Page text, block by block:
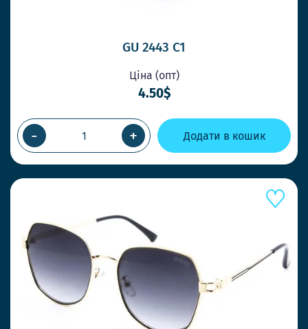
GU 2443 C1
Ціна (опт)
4.50$
- + Додати в кошик